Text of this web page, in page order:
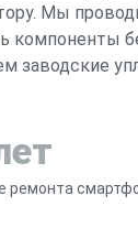
Мы
компоненты
заводские
ремонта